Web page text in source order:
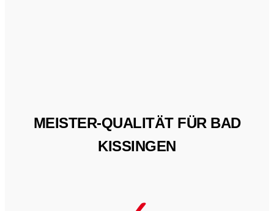
MEISTER-QUALITÄT FÜR BAD
KISSINGEN